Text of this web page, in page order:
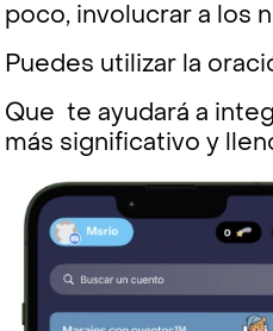
poco, involucrar a los
Puedes utilizar la
Que te ayudará a
más significativo y